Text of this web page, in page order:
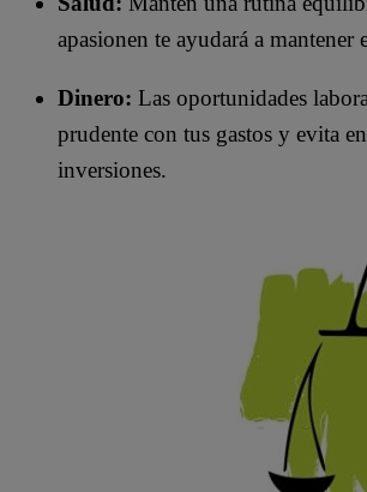
apasionen te ayudará a
Dinero: Las oportunidades
prudente con tus gastos y evita
inversiones.